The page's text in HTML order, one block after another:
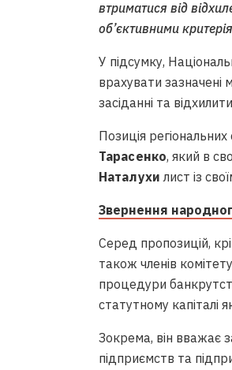
втриматися від
об’єктивними
У підсумку,
врахувати зазначені
засіданні та
Позиція
Тарасенко, який в
Наталухи лист із
Звернення
Серед пропозицій,
також членів
процедури
статутному капіталі
Зокрема, він вважає
підприємств та